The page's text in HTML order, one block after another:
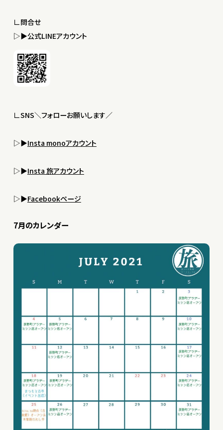
∟問合せ
▷▶︎公式LINEアカウント
∟SNS＼フォローお願いします／
▷▶︎Insta monoアカウント
▷▶︎Insta 旅アカウント
▷▶︎Facebookページ
7月のカレンダー